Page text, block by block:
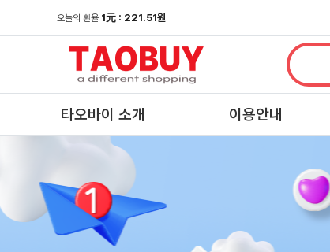
오늘의 환율 1元 : 221.51원
타오바이 소개 이용안내